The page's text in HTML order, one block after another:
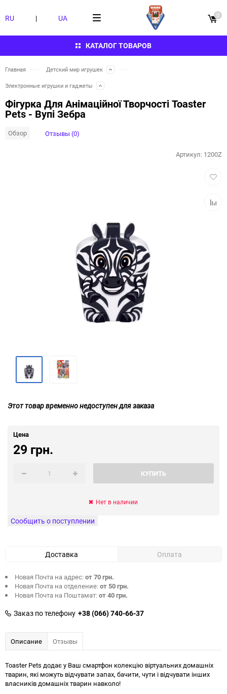
КАТАЛОГ ТОВАРОВ
RU | UA 0
Главная Детский мир игрушек
Электронные игрушки и гаджеты
Фігурка Для Анімаційної Творчості Toaster
Pets - Вупі Зебра
Обзор Отзывы (0)
Артикул: 1200Z
Этот товар временно недоступен для заказа
Цена
29 грн.
КУПИТЬ
Нет в наличии
Сообщить о поступлении
Доставка Оплата
Новая Почта на адрес:от 70 грн.
Новая Почта на отделение:от 50 грн.
Новая Почта на Поштамат:от 40 грн.
Заказ по телефону +38 (066) 740-66-37
Описание Отзывы
Toaster Pets додає у Ваш смартфон колекцію віртуальних домашніх
тварин, які можуть відчувати запах, бачити, чути і відчувати інших
власників домашніх тварин навколо!